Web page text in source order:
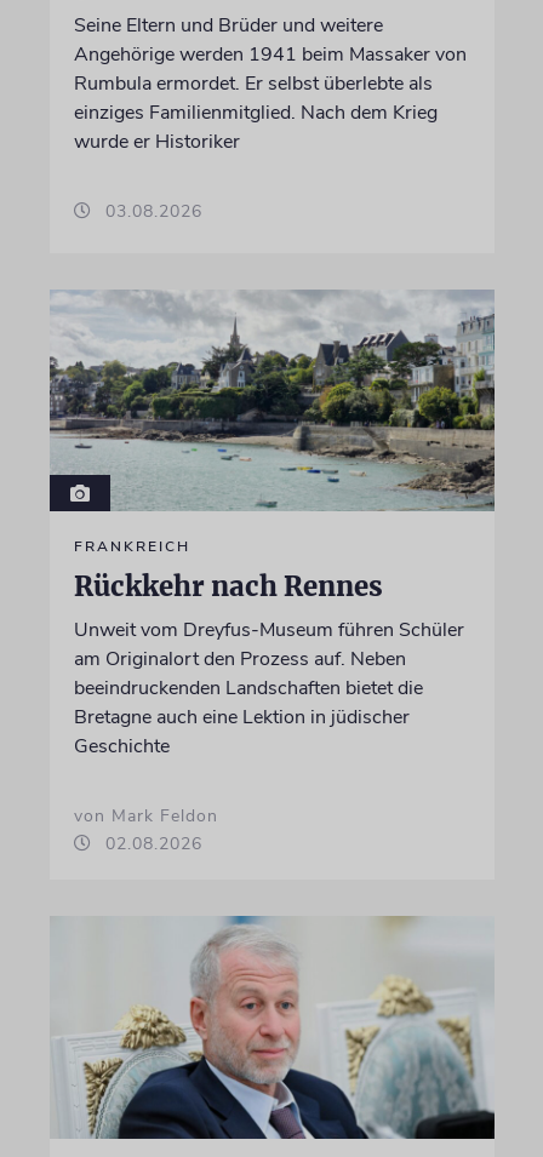
Seine Eltern und Brüder und weitere
Angehörige werden 1941 beim Massaker von
Rumbula ermordet. Er selbst überlebte als
einziges Familienmitglied. Nach dem Krieg
wurde er Historiker
03.08.2026
FRANKREICH
Rückkehr nach Rennes
Unweit vom Dreyfus-Museum führen Schüler
am Originalort den Prozess auf. Neben
beeindruckenden Landschaften bietet die
Bretagne auch eine Lektion in jüdischer
Geschichte
von Mark Feldon
02.08.2026